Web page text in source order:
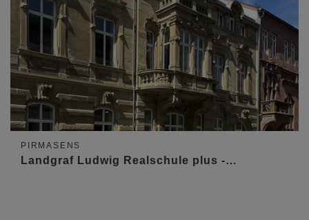
PIRMASENS
Landgraf Ludwig Realschule plus -…